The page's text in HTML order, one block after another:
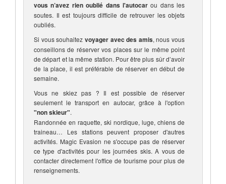
vous n’avez rien oublié dans l'autocarou dans les
soutes. Il est toujours difficile de retrouver les objets
oubliés.
Si vous souhaitez voyager avec des amis, nous vous
conseillons de réserver vos places sur le même point
de départ et la même station. Pour être plus sûr d’avoir
de la place, il est préférable de réserver en début de
semaine.
Vous ne skiez pas ? Il est possible de réserver
seulement le transport en autocar, grâce à l'option
"non skieur".
Randonnée en raquette, ski nordique, luge, chiens de
traineau… Les stations peuvent proposer d'autres
activités. Magic Evasion ne s'occupe pas de réserver
ce type d'activités pour les journées skis. A vous de
contacter directement l'office de tourisme pour plus de
renseignements.